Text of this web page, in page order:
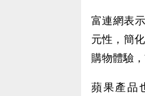
富連網表
元性，簡
購物體驗
蘋果產品